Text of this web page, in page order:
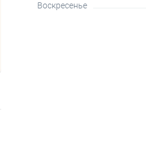
Воскресенье